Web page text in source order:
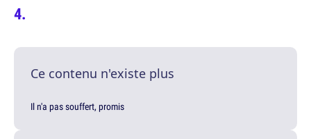
Ce contenu n'existe plus
Il n'a pas souffert, promis